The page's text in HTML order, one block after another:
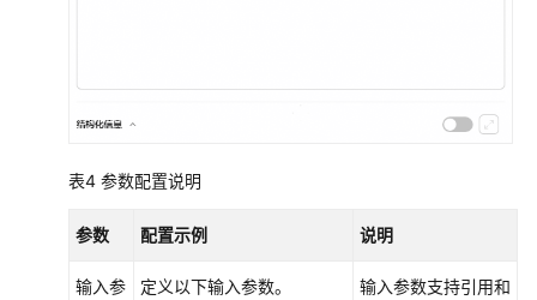
表4 参数配置说明
参数 配置示例 说明
输入参
定义以下输入参数。
输入参数支持引用和